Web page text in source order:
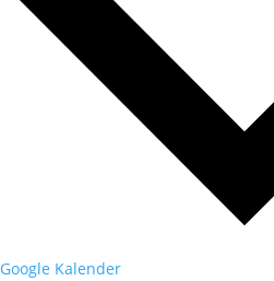
Google Kalender